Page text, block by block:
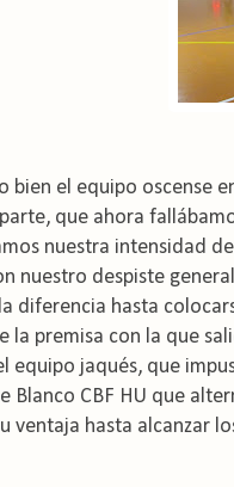
bien el equipo oscense
que ahora
nuestra intensidad
nuestro despiste
diferencia hasta
la premisa con la que
equipo jaqués, que
Blanco CBF HU que
ventaja hasta alcanzar